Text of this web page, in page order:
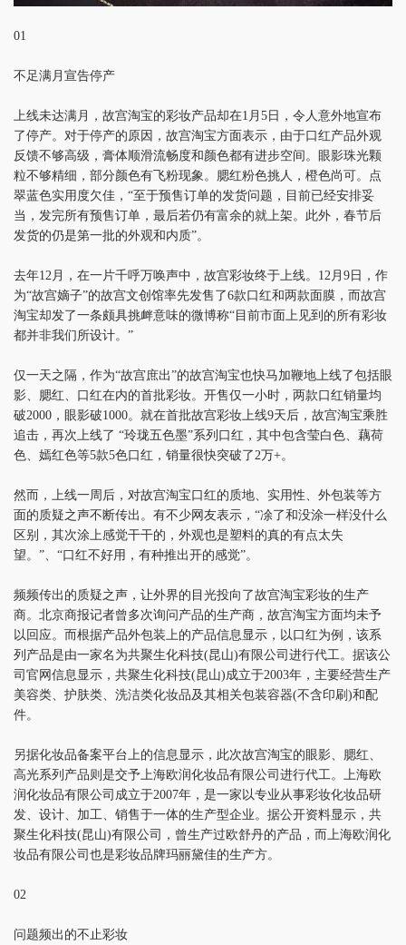
01
不足满月宣告停产
上线未达满月，故宫淘宝的彩妆产品却在1月5日，令人意外地宣布
了停产。对于停产的原因，故宫淘宝方面表示，由于口红产品外观
反馈不够高级，膏体顺滑流畅度和颜色都有进步空间。眼影珠光颗
粒不够精细，部分颜色有飞粉现象。腮红粉色挑人，橙色尚可。点
翠蓝色实用度欠佳，“至于预售订单的发货问题，目前已经安排妥
当，发完所有预售订单，最后若仍有富余的就上架。此外，春节后
发货的仍是第一批的外观和内质”。
去年12月，在一片千呼万唤声中，故宫彩妆终于上线。12月9日，作
为“故宫嫡子”的故宫文创馆率先发售了6款口红和两款面膜，而故宫
淘宝却发了一条颇具挑衅意味的微博称“目前市面上见到的所有彩妆
都并非我们所设计。”
仅一天之隔，作为“故宫庶出”的故宫淘宝也快马加鞭地上线了包括眼
影、腮红、口红在内的首批彩妆。开售仅一小时，两款口红销量均
破2000，眼影破1000。就在首批故宫彩妆上线9天后，故宫淘宝乘胜
追击，再次上线了 “玲珑五色墨”系列口红，其中包含莹白色、藕荷
色、嫣红色等5款5色口红，销量很快突破了2万+。
然而，上线一周后，对故宫淘宝口红的质地、实用性、外包装等方
面的质疑之声不断传出。有不少网友表示，“凃了和没涂一样没什么
区别，其次涂上感觉干干的，外观也是塑料的真的有点太失
望。”、“口红不好用，有种推出开的感觉”。
频频传出的质疑之声，让外界的目光投向了故宫淘宝彩妆的生产
商。北京商报记者曾多次询问产品的生产商，故宫淘宝方面均未予
以回应。而根据产品外包装上的产品信息显示，以口红为例，该系
列产品是由一家名为共聚生化科技(昆山)有限公司进行代工。据该公
司官网信息显示，共聚生化科技(昆山)成立于2003年，主要经营生产
美容类、护肤类、洗洁类化妆品及其相关包装容器(不含印刷)和配
件。
另据化妆品备案平台上的信息显示，此次故宫淘宝的眼影、腮红、
高光系列产品则是交予上海欧润化妆品有限公司进行代工。上海欧
润化妆品有限公司成立于2007年，是一家以专业从事彩妆化妆品研
发、设计、加工、销售于一体的生产型企业。据公开资料显示，共
聚生化科技(昆山)有限公司，曾生产过欧舒丹的产品，而上海欧润化
妆品有限公司也是彩妆品牌玛丽黛佳的生产方。
02
问题频出的不止彩妆